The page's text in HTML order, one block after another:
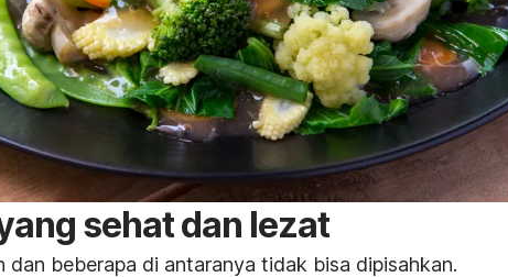
sehat dan lezat
dan beberapa di antaranya tidak bisa dipisahkan.